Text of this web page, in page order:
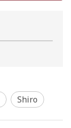
Shiro